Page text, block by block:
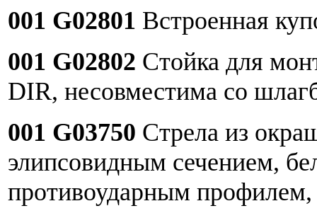
001 G02801 Встроенная
001 G02802 Стойка для
DIR, несовместима со
001 G03750 Стрела из
элипсовидным сечением,
противоударным